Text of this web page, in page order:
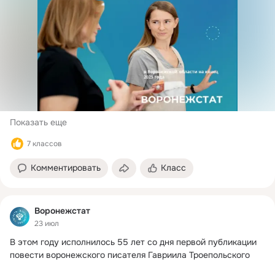
Показать еще
7 классов
Комментировать Класс
Воронежстат
23 июл
В этом году исполнилось 55 лет со дня первой публикации
повести воронежского писателя Гавриила Троепольского